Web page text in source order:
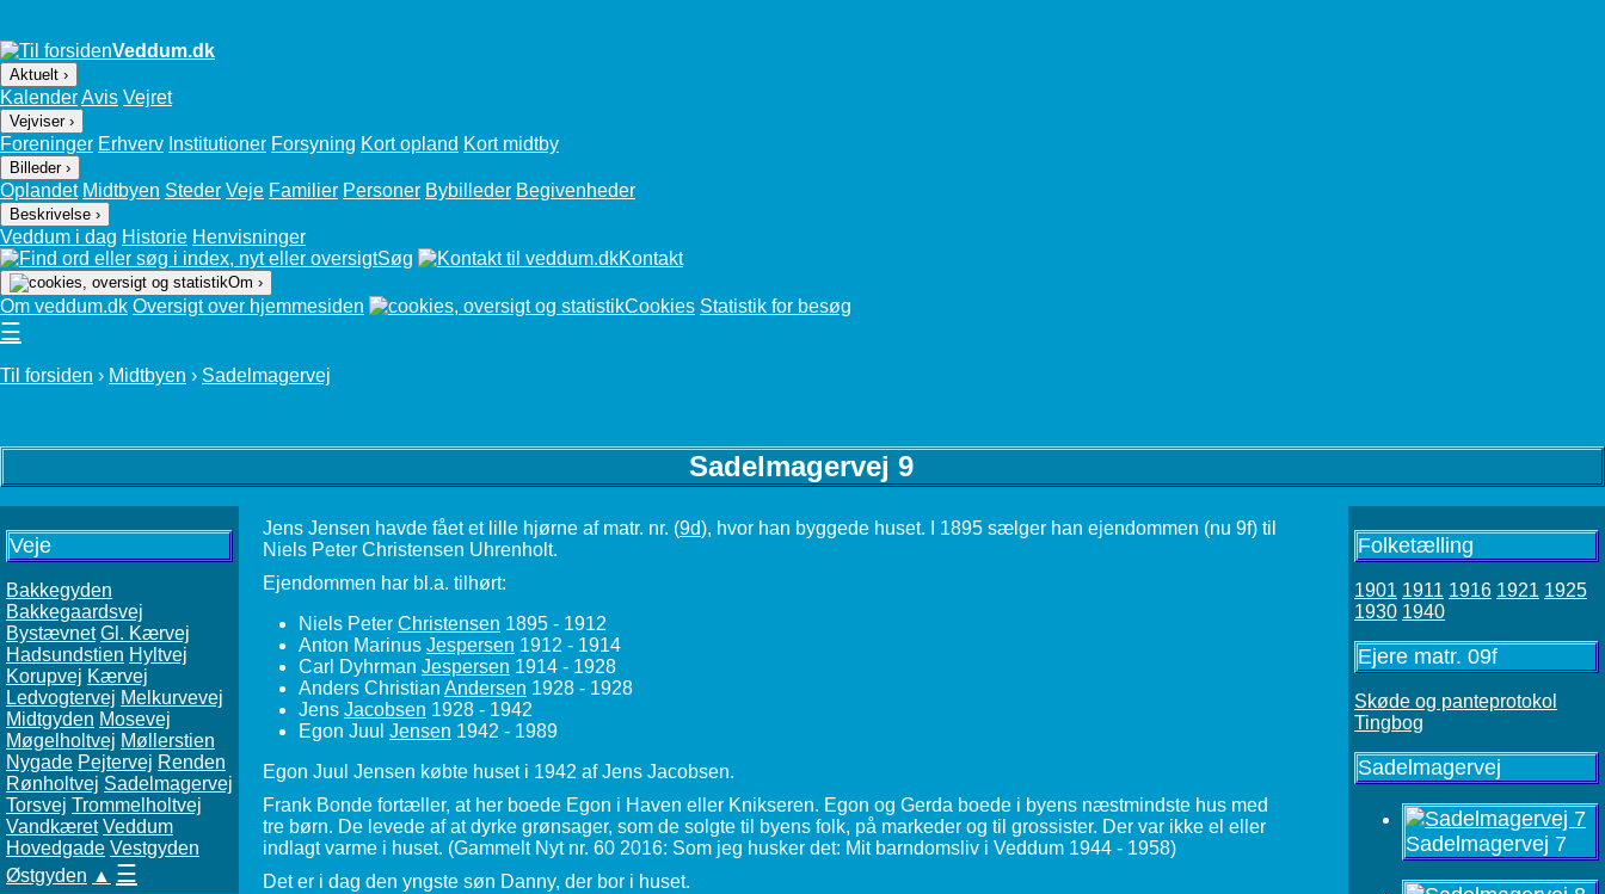
Veddum.dk
Aktuelt ›
KalenderAvis Vejret
Vejviser ›
Foreninger Erhverv Institutioner Forsyning Kort opland Kort midtby
Billeder ›
Oplandet Midtbyen Steder Veje Familier Personer Bybilleder Begivenheder
Beskrivelse ›
Veddum i dag Historie Henvisninger
Søg
Kontakt
Om ›
Om veddum.dk Oversigt over hjemmesiden Cookies Statistik for besøg
☰
Til forsiden › Midtbyen › Sadelmagervej
Sadelmagervej 9
Veje
Bakkegyden
Bakkegaardsvej
Bystævnet Gl. Kærvej
Hadsundstien Hyltvej
Korupvej Kærvej
Ledvogtervej Melkurvevej
Midtgyden Mosevej
Møgelholtvej Møllerstien
Nygade Pejtervej Renden
Rønholtvej Sadelmagervej
Torsvej Trommelholtvej
Vandkæret Veddum
Hovedgade Vestgyden
Østgyden ▲ ☰
Jens Jensen havde fået et lille hjørne af matr. nr. (9d), hvor han byggede huset. I 1895 sælger han ejendommen (nu 9f) til
Niels Peter Christensen Uhrenholt.
Ejendommen har bl.a. tilhørt:
Niels Peter Christensen 1895 - 1912
Anton Marinus Jespersen 1912 - 1914
Carl Dyhrman Jespersen 1914 - 1928
Anders Christian Andersen 1928 - 1928
Jens Jacobsen 1928 - 1942
Egon Juul Jensen 1942 - 1989
Egon Juul Jensen købte huset i 1942 af Jens Jacobsen.
Frank Bonde fortæller, at her boede Egon i Haven eller Knikseren. Egon og Gerda boede i byens næstmindste hus med
tre børn. De levede af at dyrke grønsager, som de solgte til byens folk, på markeder og til grossister. Der var ikke el eller
indlagt varme i huset. (Gammelt Nyt nr. 60 2016: Som jeg husker det: Mit barndomsliv i Veddum 1944 - 1958)
Det er i dag den yngste søn Danny, der bor i huset.
Folketælling
1901 1911 1916 1921 1925
1930 1940
Ejere matr. 09f
Skøde og panteprotokol
Tingbog
Sadelmagervej
Sadelmagervej 7